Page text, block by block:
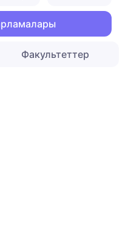
Факультеттер